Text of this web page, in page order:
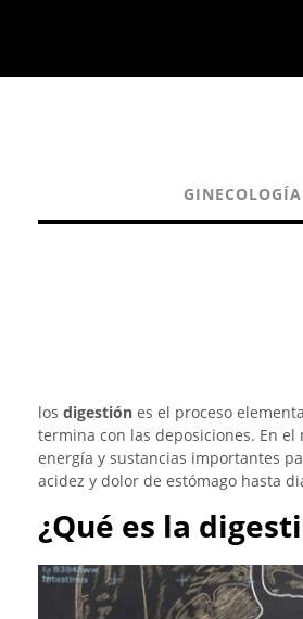
GINECOLOGÍA
los digestión es el proceso
termina con las deposiciones. En
energía y sustancias importantes
acidez y dolor de estómago hasta
¿Qué es la